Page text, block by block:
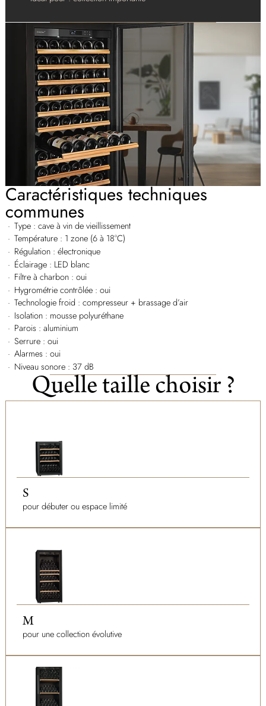
Caractéristiques techniques
communes
Type : cave à vin de vieillissement
Température : 1 zone (6 à 18°C)
Régulation : électronique
Éclairage : LED blanc
Filtre à charbon : oui
Hygrométrie contrôlée : oui
Technologie froid : compresseur + brassage d’air
Isolation : mousse polyuréthane
Parois : aluminium
Serrure : oui
Alarmes : oui
Niveau sonore : 37 dB
Quelle taille choisir ?
S
pour débuter ou espace limité
M
pour une collection évolutive